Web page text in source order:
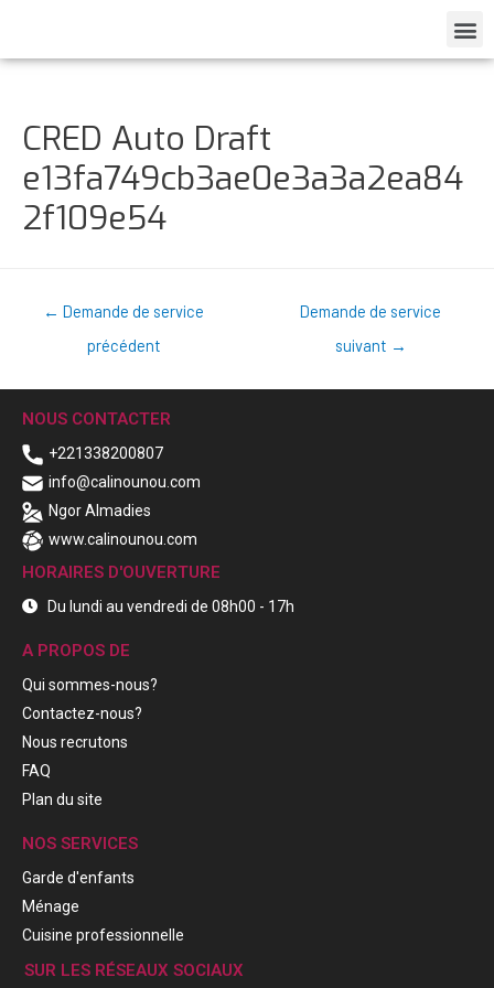
CRED Auto Draft
e13fa749cb3ae0e3a3a2ea84
2f109e54
← Demande de service
précédent
Demande de service
suivant →
NOUS CONTACTER
+221338200807
info@calinounou.com
Ngor Almadies
www.calinounou.com
HORAIRES D'OUVERTURE
Du lundi au vendredi de 08h00 - 17h
A PROPOS DE
Qui sommes-nous?
Contactez-nous?
Nous recrutons
FAQ
Plan du site
NOS SERVICES
Garde d'enfants
Ménage
Cuisine professionnelle
SUR LES RÉSEAUX SOCIAUX